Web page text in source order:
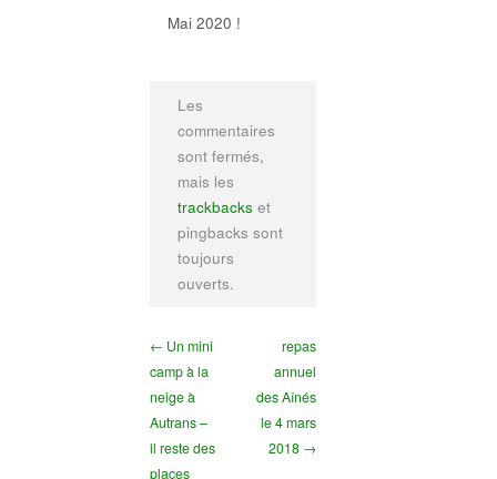
Mai 2020 !
Les
commentaires
sont fermés,
mais les
trackbacks et
pingbacks sont
toujours
ouverts.
← Un mini
camp à la
neige à
Autrans –
il reste des
places
repas
annuel
des Aînés
le 4 mars
2018 →